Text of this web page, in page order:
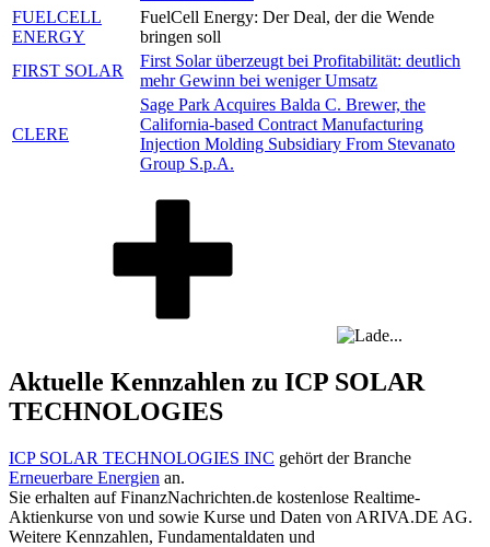
FUELCELL
ENERGY
FuelCell Energy: Der Deal, der die Wende
bringen soll
FIRST SOLAR
First Solar überzeugt bei Profitabilität: deutlich
mehr Gewinn bei weniger Umsatz
CLERE
Sage Park Acquires Balda C. Brewer, the
California-based Contract Manufacturing
Injection Molding Subsidiary From Stevanato
Group S.p.A.
Aktuelle Kennzahlen zu ICP SOLAR
TECHNOLOGIES
ICP SOLAR TECHNOLOGIES INC gehört der Branche
Erneuerbare Energien an.
Sie erhalten auf FinanzNachrichten.de kostenlose Realtime-
Aktienkurse von und sowie Kurse und Daten von ARIVA.DE AG.
Weitere Kennzahlen, Fundamentaldaten und